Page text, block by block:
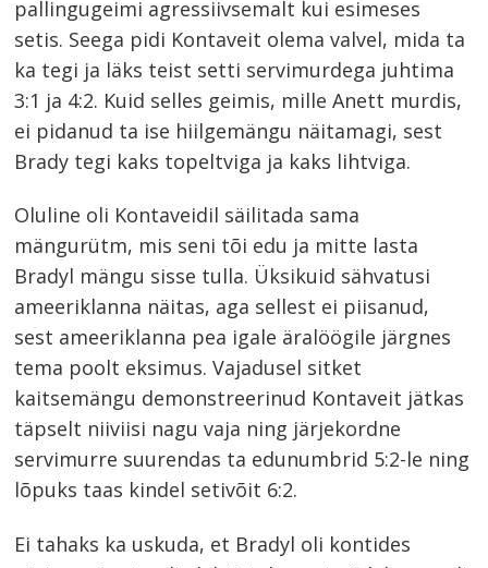
pallingugeimi agressiivsemalt kui esimeses
setis. Seega pidi Kontaveit olema valvel, mida ta
ka tegi ja läks teist setti servimurdega juhtima
3:1 ja 4:2. Kuid selles geimis, mille Anett murdis,
ei pidanud ta ise hiilgemängu näitamagi, sest
Brady tegi kaks topeltviga ja kaks lihtviga.
Oluline oli Kontaveidil säilitada sama
mängurütm, mis seni tõi edu ja mitte lasta
Bradyl mängu sisse tulla. Üksikuid sähvatusi
ameeriklanna näitas, aga sellest ei piisanud,
sest ameeriklanna pea igale äralöögile järgnes
tema poolt eksimus. Vajadusel sitket
kaitsemängu demonstreerinud Kontaveit jätkas
täpselt niiviisi nagu vaja ning järjekordne
servimurre suurendas ta edunumbrid 5:2-le ning
lõpuks taas kindel setivõit 6:2.
Ei tahaks ka uskuda, et Bradyl oli kontides